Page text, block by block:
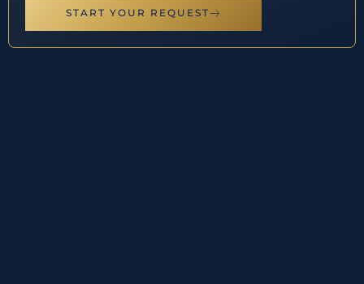
START YOUR REQUEST